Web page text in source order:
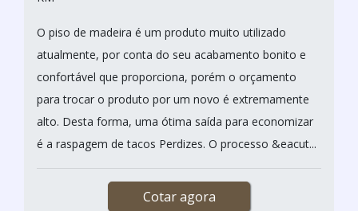
O piso de madeira é um produto muito utilizado
atualmente, por conta do seu acabamento bonito e
confortável que proporciona, porém o orçamento
para trocar o produto por um novo é extremamente
alto. Desta forma, uma ótima saída para economizar
é a raspagem de tacos Perdizes. O processo &eacut...
Cotar agora